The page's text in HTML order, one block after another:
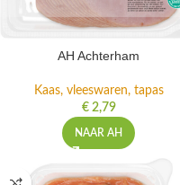
AH Achterham
Kaas, vleeswaren, tapas
€2,79
NAAR AH